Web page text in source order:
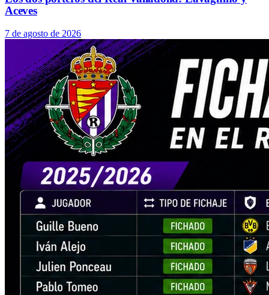
Aceves
7 de agosto de 2026